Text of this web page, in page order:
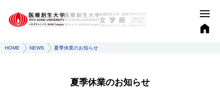
HOME NEWS 夏季休業のお知らせ
夏季休業のお知らせ